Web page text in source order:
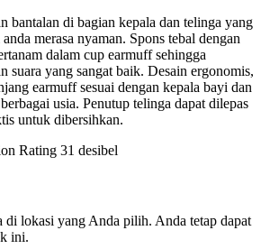
bantalan di bagian kepala dan telinga yang
merasa nyaman. Spons tebal dengan
dalam cup earmuff sehingga
suara yang sangat baik. Desain ergonomis,
earmuff sesuai dengan kepala bayi dan
usia. Penutup telinga dapat dilepas
untuk dibersihkan.
Rating 31 desibel
di lokasi yang Anda pilih. Anda tetap dapat
ini.